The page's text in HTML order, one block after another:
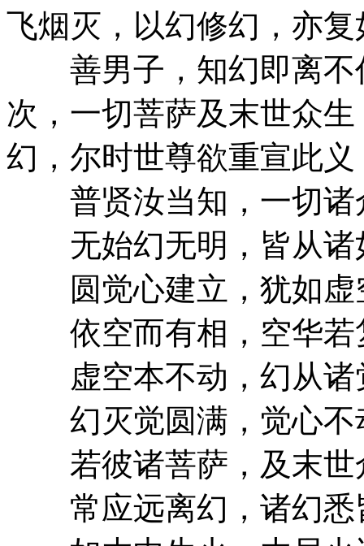
飞烟灭，以幻修幻，亦
善男子，知幻即离不
次，一切菩萨及末世众
幻，尔时世尊欲重宣此
普贤汝当知，一切诸
无始幻无明，皆从诸
圆觉心建立，犹如虚
依空而有相，空华若
虚空本不动，幻从诸
幻灭觉圆满，觉心不
若彼诸菩萨，及末世
常应远离幻，诸幻悉